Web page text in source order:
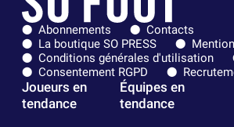
Abonnements
Contacts
La boutique SO PRESS
Conditions générales d'utilisation
Consentement RGPD
Joueurs en
tendance
Équipes en
tendance